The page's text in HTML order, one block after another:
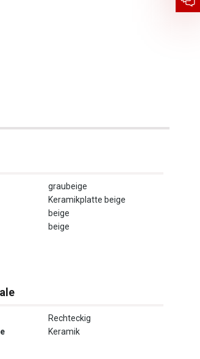
graubeige
Keramikplatte beige
beige
beige
Rechteckig
Keramik